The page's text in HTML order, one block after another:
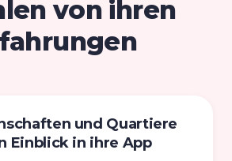
von ihren
und Quartiere
Einblick in ihre App